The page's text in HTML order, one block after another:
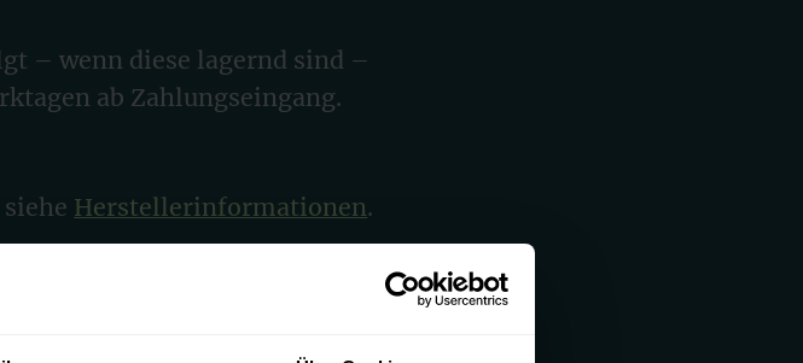
– wenn diese lagernd sind –
ab Zahlungseingang.
Herstellerinformationen.